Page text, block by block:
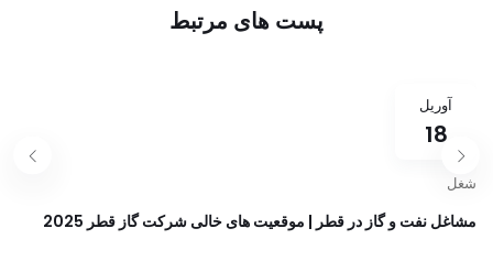
پست های مرتبط
آوریل
18
شغل
مشاغل نفت و گاز در قطر | موقعیت های خالی شرکت گاز قطر 2025